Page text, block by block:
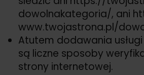
dowolnakategoria/, ani
www.twojastrona.pl/
Atutem dodawania usługi
są liczne sposoby
strony internetowej.